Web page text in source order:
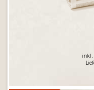
inkl.